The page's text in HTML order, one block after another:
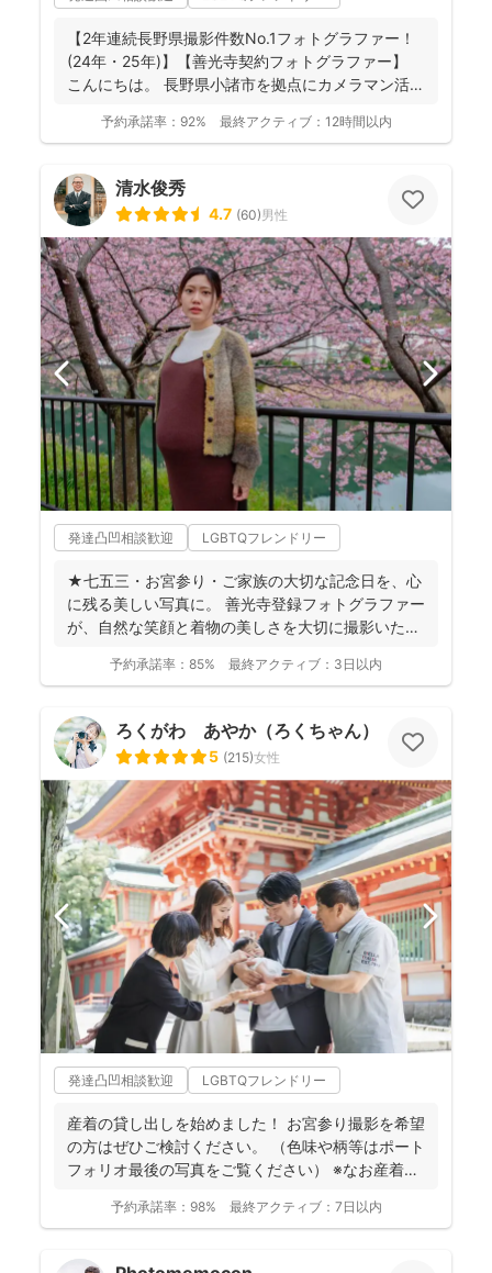
【2年連続長野県撮影件数No.1フォトグラファー！
(24年・25年)】【善光寺契約フォトグラファー】
こんにちは。 長野県小諸市を拠点にカメラマン活
予約承諾率： 92% 最終アクティブ： 12時間以内
清水俊秀
4.7 (60)男性
発達凸凹相談歓迎 LGBTQフレンドリー
★七五三・お宮参り・ご家族の大切な記念日を、心
に残る美しい写真に。 善光寺登録フォトグラファー
が、自然な笑顔と着物の美しさを大切に撮影いたし
予約承諾率： 85% 最終アクティブ： 3日以内
ろくがわ あやか（ろくちゃん）
5 (215)女性
発達凸凹相談歓迎 LGBTQフレンドリー
産着の貸し出しを始めました！ お宮参り撮影を希望
の方はぜひご検討ください。 （色味や柄等はポート
フォリオ最後の写真をご覧ください） ※なお産着は
予約承諾率： 98% 最終アクティブ： 7日以内